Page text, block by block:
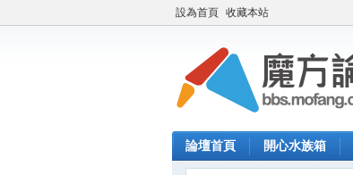
設為首頁 收藏本站
論壇首頁 開心水族箱